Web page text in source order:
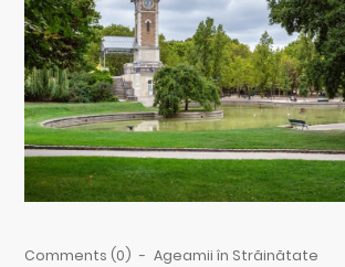
Comments (0) - Ageamii în Străinătate